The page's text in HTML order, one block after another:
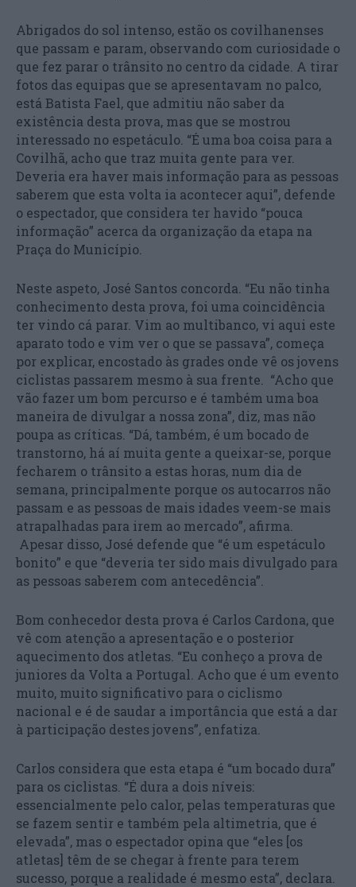
Abrigados do sol intenso, estão os covilhanenses
que passam e param, observando com curiosidade o
que fez parar o trânsito no centro da cidade. A tirar
fotos das equipas que se apresentavam no palco,
está Batista Fael, que admitiu não saber da
existência desta prova, mas que se mostrou
interessado no espetáculo. “É uma boa coisa para a
Covilhã, acho que traz muita gente para ver.
Deveria era haver mais informação para as pessoas
saberem que esta volta ia acontecer aqui”, defende
o espectador, que considera ter havido “pouca
informação” acerca da organização da etapa na
Praça do Município.
Neste aspeto, José Santos concorda. “Eu não tinha
conhecimento desta prova, foi uma coincidência
ter vindo cá parar. Vim ao multibanco, vi aqui este
aparato todo e vim ver o que se passava”, começa
por explicar, encostado às grades onde vê os jovens
ciclistas passarem mesmo à sua frente. “Acho que
vão fazer um bom percurso e é também uma boa
maneira de divulgar a nossa zona”, diz, mas não
poupa as críticas. “Dá, também, é um bocado de
transtorno, há aí muita gente a queixar-se, porque
fecharem o trânsito a estas horas, num dia de
semana, principalmente porque os autocarros não
passam e as pessoas de mais idades veem-se mais
atrapalhadas para irem ao mercado”, afirma.
Apesar disso, José defende que “é um espetáculo
bonito” e que “deveria ter sido mais divulgado para
as pessoas saberem com antecedência”.
Bom conhecedor desta prova é Carlos Cardona, que
vê com atenção a apresentação e o posterior
aquecimento dos atletas. “Eu conheço a prova de
juniores da Volta a Portugal. Acho que é um evento
muito, muito significativo para o ciclismo
nacional e é de saudar a importância que está a dar
à participação destes jovens”, enfatiza.
Carlos considera que esta etapa é “um bocado dura”
para os ciclistas. “É dura a dois níveis:
essencialmente pelo calor, pelas temperaturas que
se fazem sentir e também pela altimetria, que é
elevada”, mas o espectador opina que “eles [os
atletas] têm de se chegar à frente para terem
sucesso, porque a realidade é mesmo esta”, declara.